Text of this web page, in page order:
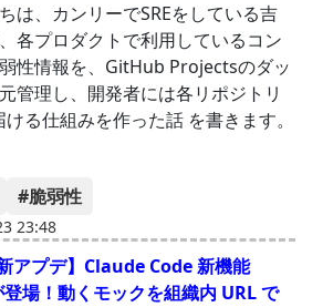
は、カンリーでSREをしている吉
各プロダクトで利用しているコン
性情報を、GitHub Projectsのダッ
管理し、開発者には各リポジトリ
る仕組みを作った話 を書きます。
#脆弱性
23:48
アプデ】Claude Code 新機能
場！動くモックを組織内 URL で